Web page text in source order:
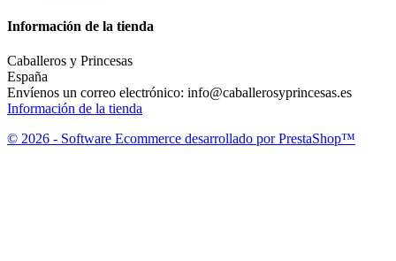
Información de la tienda
Caballeros y Princesas
España
Envíenos un correo electrónico: info@caballerosyprincesas.es
Información de la tienda
© 2026 - Software Ecommerce desarrollado por PrestaShop™